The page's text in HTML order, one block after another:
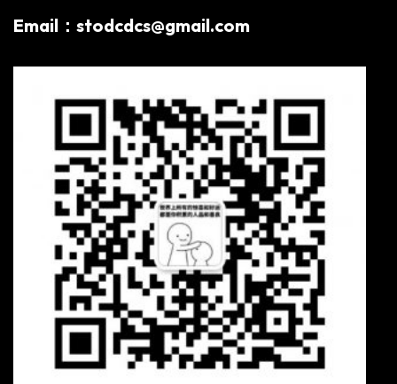
Email：stodcdcs@gmail.com